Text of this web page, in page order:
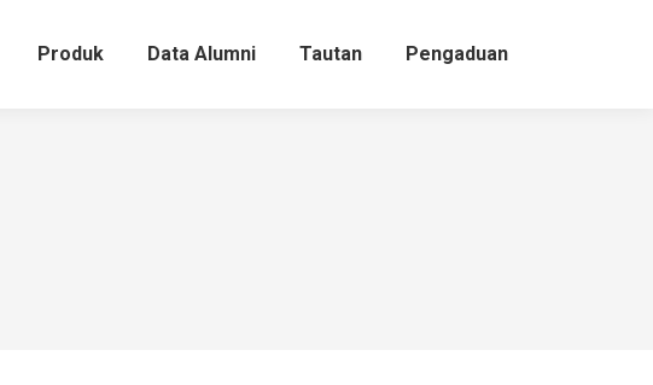
Produk Data Alumni Tautan Pengaduan